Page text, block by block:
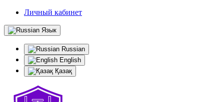
Личный кабинет
Язык
Russian
English
Қазақ